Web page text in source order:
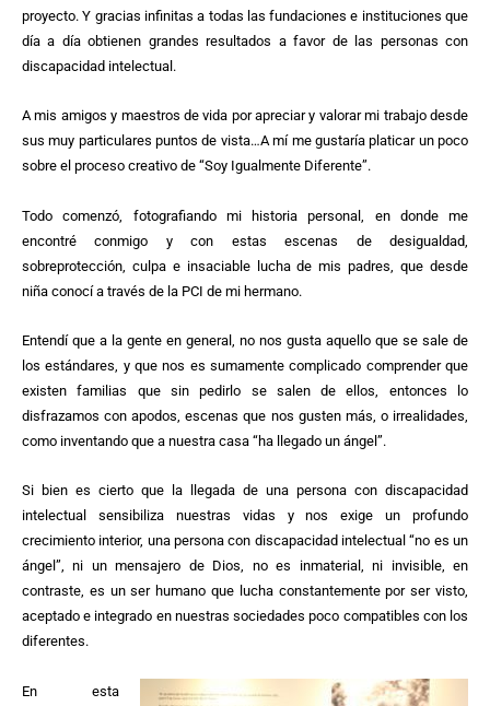
proyecto. Y gracias infinitas a todas las fundaciones e instituciones que
día a día obtienen grandes resultados a favor de las personas con
discapacidad intelectual.
A mis amigos y maestros de vida por apreciar y valorar mi trabajo desde
sus muy particulares puntos de vista…A mí me gustaría platicar un poco
sobre el proceso creativo de “Soy Igualmente Diferente”.
Todo comenzó, fotografiando mi historia personal, en donde me
encontré conmigo y con estas escenas de desigualdad,
sobreprotección, culpa e insaciable lucha de mis padres, que desde
niña conocí a través de la PCI de mi hermano.
Entendí que a la gente en general, no nos gusta aquello que se sale de
los estándares, y que nos es sumamente complicado comprender que
existen familias que sin pedirlo se salen de ellos, entonces lo
disfrazamos con apodos, escenas que nos gusten más, o irrealidades,
como inventando que a nuestra casa “ha llegado un ángel”.
Si bien es cierto que la llegada de una persona con discapacidad
intelectual sensibiliza nuestras vidas y nos exige un profundo
crecimiento interior, una persona con discapacidad intelectual “no es un
ángel”, ni un mensajero de Dios, no es inmaterial, ni invisible, en
contraste, es un ser humano que lucha constantemente por ser visto,
aceptado e integrado en nuestras sociedades poco compatibles con los
diferentes.
En esta